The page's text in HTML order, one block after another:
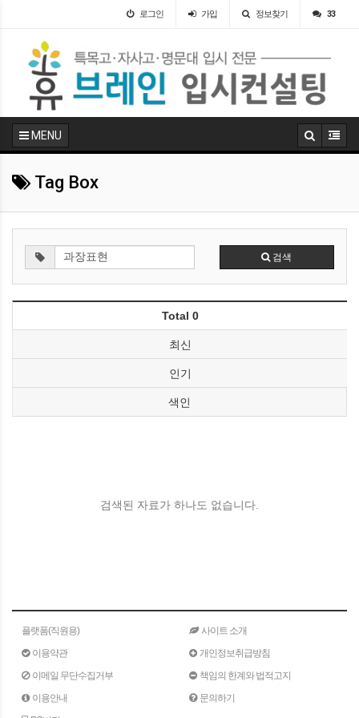
로그인 가입 정보찾기 33
MENU
Tag Box
검색
Total 0
최신
인기
색인
검색된 자료가 하나도 없습니다.
플랫폼(직원용)
사이트 소개
이용약관
개인정보취급방침
이메일 무단수집거부
책임의 한계와 법적고지
이용안내
문의하기